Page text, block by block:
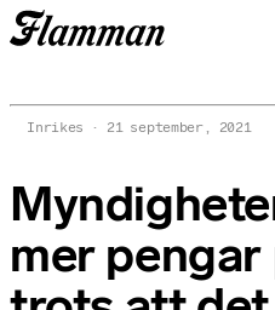
Inrikes 21 september, 2021
mer